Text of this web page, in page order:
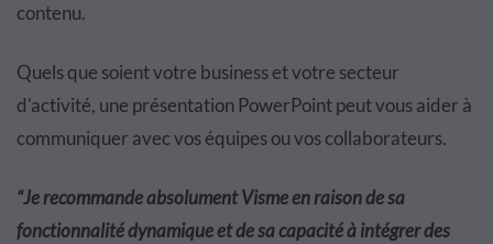
contenu.
Quels que soient votre business et votre secteur
d'activité, une présentation PowerPoint peut vous aider à
communiquer avec vos équipes ou vos collaborateurs.
“Je recommande absolument Visme en raison de sa
fonctionnalité dynamique et de sa capacité à intégrer des